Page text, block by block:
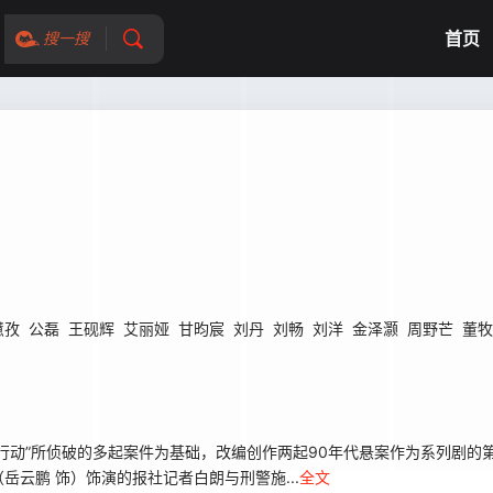
搜一搜 首页
孜 公磊 王砚辉 艾丽娅 甘昀宸 刘丹 刘畅 刘洋 金泽灏 周野芒 董
”所侦破的多起案件为基础，改编创作两起90年代悬案作为系列剧的
云鹏 饰）饰演的报社记者白朗与刑警施...全文